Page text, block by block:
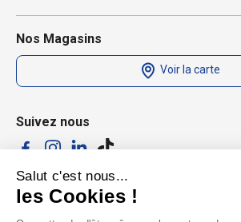
Salut c'est nous...
les Cookies !
Nos Magasins
Voir la carte
Suivez nous